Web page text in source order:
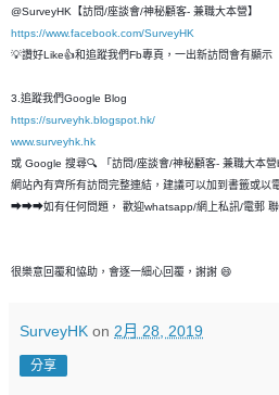
@SurveyHK【訪問/座談會/神秘顧客- 兼職大本營】
https://www.facebook.com/SurveyHK
💡讚好Like👍和追蹤我們Fb專頁，一出新訪問會有顯示
3.追蹤我們Google Blog
https://surveyhk.blogspot.hk/
www.surveyhk.hk
或 Google 搜尋🔍 「訪問/座談會/神秘顧客- 兼職大本
網站內有齊所有訪問完整連結，建議可以加到書籤或以
➡➡➡如有任何問題， 歡迎whatsapp/網上私訊/電郵 聯
很樂意回覆和恊助，會逐一細心回覆，謝謝 😄
SurveyHK on 2月 28, 2019
分享